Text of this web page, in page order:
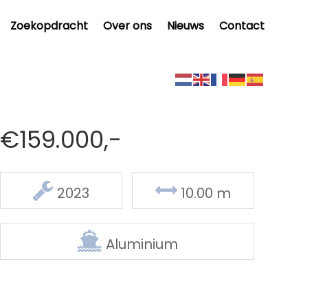
Zoekopdracht Over ons Nieuws Contact
€159.000,-
2023 10.00 m
Aluminium